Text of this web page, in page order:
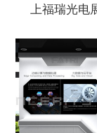
上福瑞光电